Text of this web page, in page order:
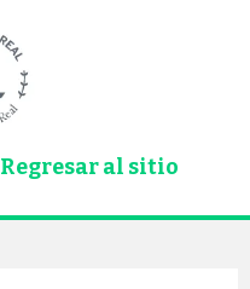
Regresar al sitio